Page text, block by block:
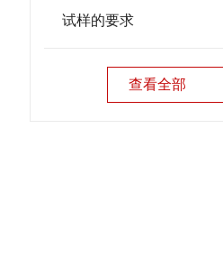
试样的要求​
查看全部